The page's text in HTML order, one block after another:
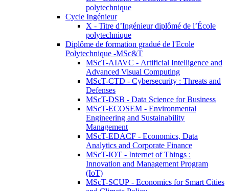
polytechnique
Cycle Ingénieur
X - Titre d’Ingénieur diplômé de l’École
polytechnique
Diplôme de formation gradué de l'Ecole
Polytechnique -MSc&T
MScT-AIAVC - Artificial Intelligence and
Advanced Visual Computing
MScT-CTD - Cybersecurity : Threats and
Defenses
MScT-DSB - Data Science for Business
MScT-ECOSEM - Environmental
Engineering and Sustainability
Management
MScT-EDACF - Economics, Data
Analytics and Corporate Finance
MScT-IOT - Internet of Things :
Innovation and Management Program
(IoT)
MScT-SCUP - Economics for Smart Cities